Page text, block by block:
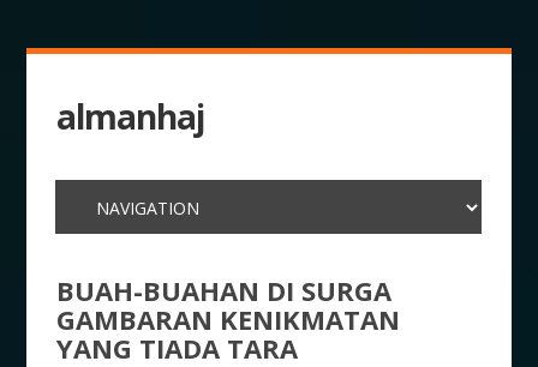
almanhaj
BUAH-BUAHAN DI SURGA
GAMBARAN KENIKMATAN
YANG TIADA TARA